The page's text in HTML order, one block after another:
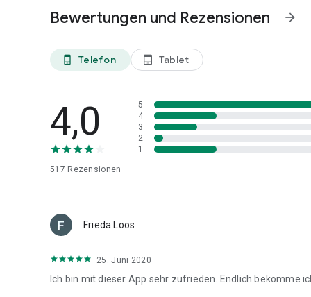
Besonders für Sony- und HTC-Handys geeignet.
Bewertungen und Rezensionen arrow_forward
phone_android Telefon tablet_android Tablet
4,0
517 Rezensionen
5
4
3
2
1
Frieda Loos
25. Juni 2020
Ich bin mit dieser App sehr zufrieden. Endlich bekomme